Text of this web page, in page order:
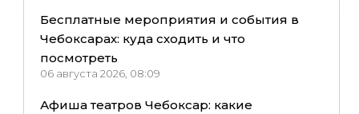
Бесплатные мероприятия и события в
Чебоксарах: куда сходить и что
посмотреть
06 августа 2026, 08:09
Афиша театров Чебоксар: какие